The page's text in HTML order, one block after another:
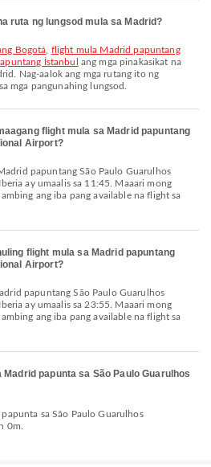
ruta ng lungsod mula sa Madrid?
Bogotá flight mula Madrid papuntang
İstanbul
ang mga pinakasikat na
Nag-aalok ang mga rutang ito ng
mga pangunahing lungsod.
flight mula sa Madrid papuntang
Airport?
ay umaalis sa 11:45. Maaari mong
ang iba pang available na flight sa
flight mula sa Madrid papuntang
Airport?
ay umaalis sa 23:55. Maaari mong
ang iba pang available na flight sa
papunta sa São Paulo Guarulhos
0m.